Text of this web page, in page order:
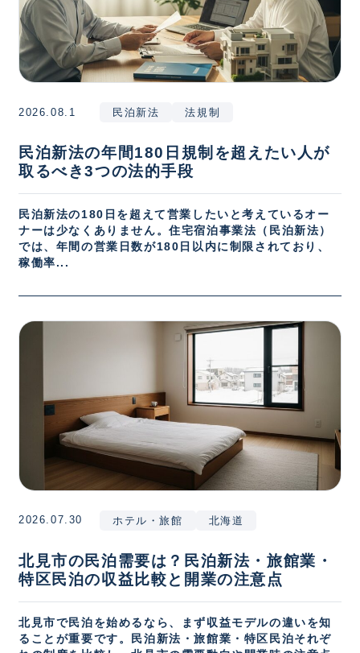
2026.08.1 民泊新法 法規制
民泊新法の年間180日規制を超えたい人が
取るべき3つの法的手段
民泊新法の180日を超えて営業したいと考えているオー
ナーは少なくありません。住宅宿泊事業法（民泊新法）
では、年間の営業日数が180日以内に制限されており、
稼働率...
2026.07.30 ホテル・旅館 北海道
北見市の民泊需要は？民泊新法・旅館業・
特区民泊の収益比較と開業の注意点
北見市で民泊を始めるなら、まず収益モデルの違いを知
ることが重要です。民泊新法・旅館業・特区民泊それぞ